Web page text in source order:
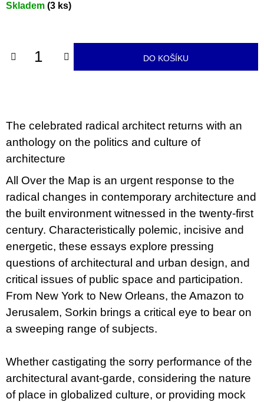
Měrná
Skladem (3 ks)
DO KOŠÍKU
The celebrated radical architect returns with an
anthology on the politics and culture of
architecture
All Over the Map is an urgent response to the
radical changes in contemporary architecture and
the built environment witnessed in the twenty-first
century. Characteristically polemic, incisive and
energetic, these essays explore pressing
questions of architectural and urban design, and
critical issues of public space and participation.
From New York to New Orleans, the Amazon to
Jerusalem, Sorkin brings a critical eye to bear on
a sweeping range of subjects.
Whether castigating the sorry performance of the
architectural avant-garde, considering the nature
of place in globalized culture, or providing mock
D
u
e
TEORIE
FIKCE
JAKO
ODNOSNÉ
TAŠKY
100
Kč